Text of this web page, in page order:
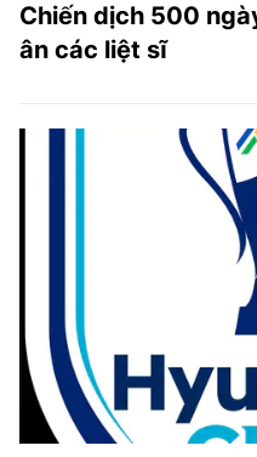
Chiến dịch 500
ân các liệt sĩ